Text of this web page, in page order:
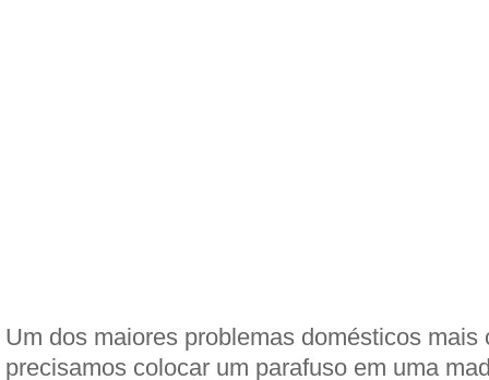
Um dos maiores problemas domésticos mais
precisamos colocar um parafuso em uma